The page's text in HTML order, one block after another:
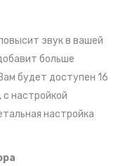
звук в вашей
больше
будет доступен 16
настройкой
настройка